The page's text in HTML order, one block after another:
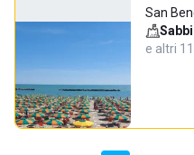
San
e altri 11…